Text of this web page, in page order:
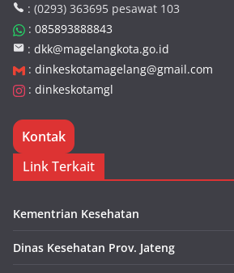
: (0293) 363695 pesawat 103
: 085893888843
: dkk@magelangkota.go.id
: dinkeskotamagelang@gmail.com
: dinkeskotamgl
Kontak
Link Terkait
Kementrian Kesehatan
Dinas Kesehatan Prov. Jateng